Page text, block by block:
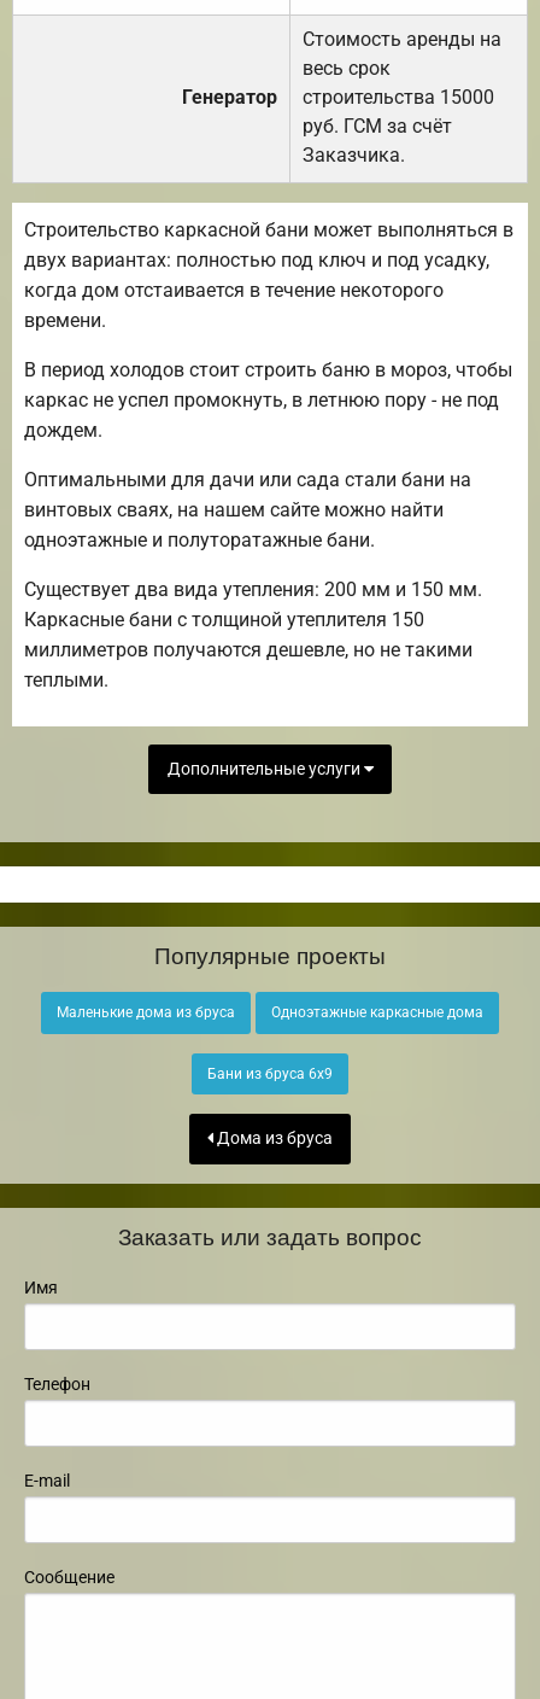
Генератор
Стоимость аренды на
весь срок
строительства 15000
руб. ГСМ за счёт
Заказчика.
Строительство каркасной бани может выполняться в
двух вариантах: полностью под ключ и под усадку,
когда дом отстаивается в течение некоторого
времени.
В период холодов стоит строить баню в мороз, чтобы
каркас не успел промокнуть, в летнюю пору - не под
дождем.
Оптимальными для дачи или сада стали бани на
винтовых сваях, на нашем сайте можно найти
одноэтажные и полуторатажные бани.
Существует два вида утепления: 200 мм и 150 мм.
Каркасные бани с толщиной утеплителя 150
миллиметров получаются дешевле, но не такими
теплыми.
Дополнительные услуги
Популярные проекты
Маленькие дома из бруса Одноэтажные каркасные дома
Бани из бруса 6х9
Дома из бруса
Заказать или задать вопрос
Имя
Телефон
E-mail
Сообщение